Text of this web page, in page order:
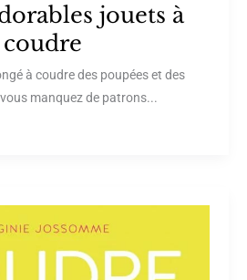
jouets à
coudre
à coudre des poupées et des
manquez de patrons...